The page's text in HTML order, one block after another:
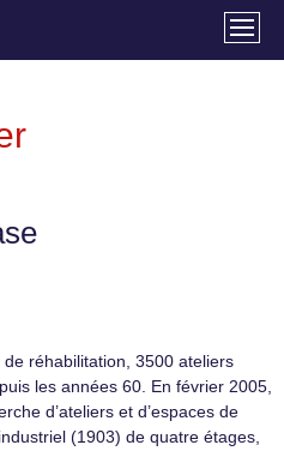
réhabilitation, 3500 ateliers
les années 60. En février 2005,
d’ateliers et d’espaces de
(1903) de quatre étages,